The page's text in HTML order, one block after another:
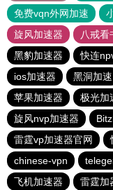
免费vqn外网加速
旋风加速器
八戒看
黑豹加速器
快连
ios加速器
黑洞加速
苹果加速器
极光加
旋风nvp加速器
雷霆vp加速器官网
chinese-vpn
飞机加速器
雷霆加